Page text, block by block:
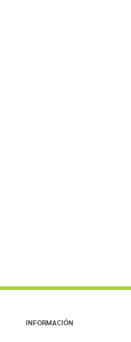
INFORMACIÓN